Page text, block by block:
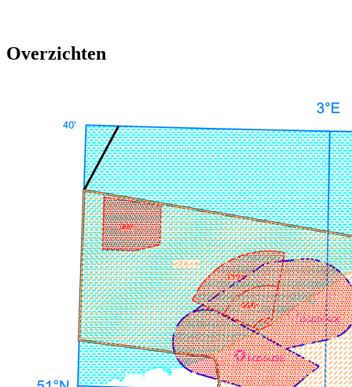
Overzichten